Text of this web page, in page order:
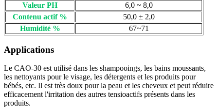
Valeur PH
6,0 ~ 8,0
Contenu actif %
50,0 ± 2,0
Humidité %
67~71
Applications
Le CAO-30 est utilisé dans les shampooings, les bains moussants,
les nettoyants pour le visage, les détergents et les produits pour
bébés, etc. Il est très doux pour la peau et les cheveux et peut réduire
efficacement l'irritation des autres tensioactifs présents dans les
produits.